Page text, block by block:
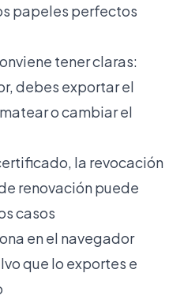
papeles perfectos
tener claras:
debes exportar el
o cambiar el
la revocación
renovación puede
casos
en el navegador
que lo exportes e